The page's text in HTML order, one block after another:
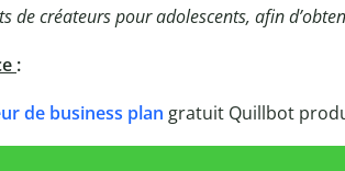
de créateurs pour adolescents, afin
:
de business plan gratuit Quillbot